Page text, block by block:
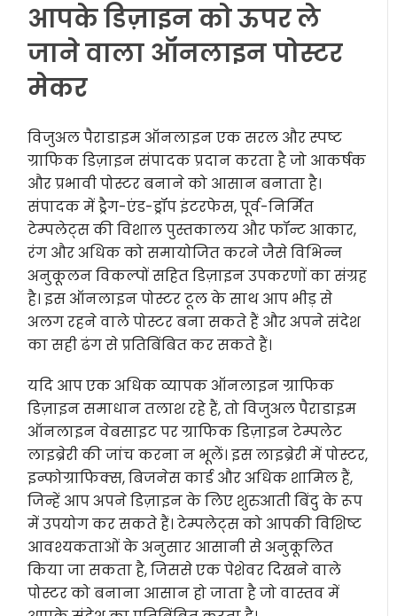
आपके डिज़ाइन को ऊपर ले
जाने वाला ऑनलाइन पोस्टर
मेकर
विजुअल पैराडाइम ऑनलाइन एक सरल और स्पष्ट
ग्राफिक डिज़ाइन संपादक प्रदान करता है जो आकर्षक
और प्रभावी पोस्टर बनाने को आसान बनाता है।
संपादक में ड्रैग-एंड-ड्रॉप इंटरफेस, पूर्व-निर्मित
टेम्पलेट्स की विशाल पुस्तकालय और फॉन्ट आकार,
रंग और अधिक को समायोजित करने जैसे विभिन्न
अनुकूलन विकल्पों सहित डिज़ाइन उपकरणों का संग्रह
है। इस ऑनलाइन पोस्टर टूल के साथ आप भीड़ से
अलग रहने वाले पोस्टर बना सकते हैं और अपने संदेश
का सही ढंग से प्रतिबिंबित कर सकते हैं।
यदि आप एक अधिक व्यापक ऑनलाइन ग्राफिक
डिज़ाइन समाधान तलाश रहे हैं, तो विजुअल पैराडाइम
ऑनलाइन वेबसाइट पर ग्राफिक डिज़ाइन टेम्पलेट
लाइब्रेरी की जांच करना न भूलें। इस लाइब्रेरी में पोस्टर,
इन्फोग्राफिक्स, बिजनेस कार्ड और अधिक शामिल हैं,
जिन्हें आप अपने डिज़ाइन के लिए शुरुआती बिंदु के रूप
में उपयोग कर सकते हैं। टेम्पलेट्स को आपकी विशिष्ट
आवश्यकताओं के अनुसार आसानी से अनुकूलित
किया जा सकता है, जिससे एक पेशेवर दिखने वाले
पोस्टर को बनाना आसान हो जाता है जो वास्तव में